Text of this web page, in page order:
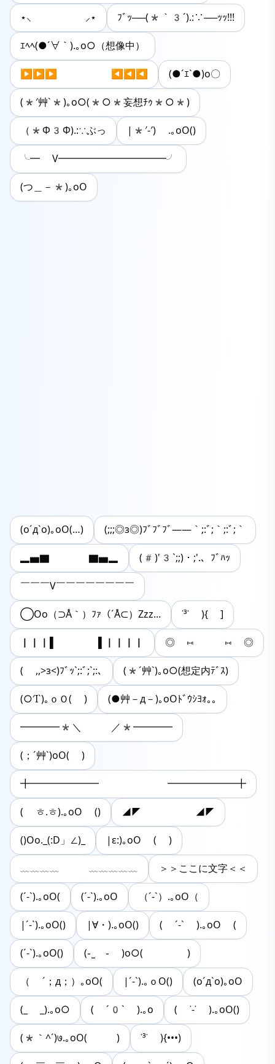
⋆⸜ ⸝⋆ ﾌﾞｯ──(*｀3´).:∵──ｯｯ!!!
ｴﾍﾍ(●´∀｀).｡o○（想像中）
▶▶▶ ◀◀◀ (●´ｴ`●)o〇
(*′艸`*)｡o○(*○*妄想ﾁｩ*○*)
（*Ф3Ф).:∵ぶっ |*′-′) .｡oO()
╰━ V━━━━━━━━━━━╯
(つ＿－*)｡οΟ
(o´д`o)｡oO(…) (;;;◎з◎)ﾌﾞﾌﾞﾌﾞ——｀;:ﾞ;｀;:ﾞ;｀
▂▅▇ ▇▅▂ (#)'3`;;)・;'.、ﾌﾞﾊｯ
￣￣￣V￣￣￣￣￣￣￣￣
◯Οο（⊃Å｀）ﾌｧ（´Å⊂）Zzz... ˙³˙ ){ ]
▏▏▏▌ ▌▏▏▏▏ ◎ ⑅ ⑅ ◎
( ,,>з<)ﾌﾞｯ`;:ﾞ;`;:､ (*´艸`)｡o○(想定内ﾃﾞｽ)
(○′I`)｡ｏＯ( ) (●艸－д－)｡оОﾄﾞｳｼﾖｫ｡｡
━━━━*＼ ／*━━━━
(；´艸`)oO( )
╋━━━━━━━ ━━━━━━━╋
( ㅎ.ㅎ).｡oO () ◢◤ ◢◤
()Oo._(:D」∠)_ |ε:)｡oO ( )
﹏﹏﹏﹏ ﹏﹏﹏﹏﹏ ＞＞ここに文字＜＜
(´-`).｡oO( (´-`).｡oO （´-`）.｡oO（
|´-`).｡oO() |∀・).｡oO() ( ´-` ).｡oO (
(´-`).｡oO() (֊ ̫ ֊ )o○( )
（ ´；д；）｡oO( |´-`).｡ｏO() (o´д`o)｡oO
(_ _).｡o○ ( ´0` ).｡o ( ˙-˙ ).｡oO()
(*｀^´)७.｡oO( ) ˙³˙ ){•••)